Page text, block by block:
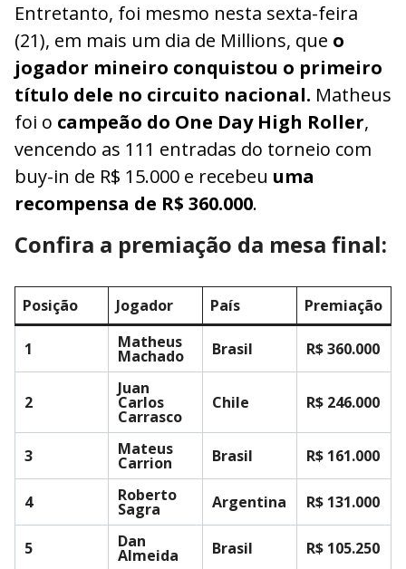
Entretanto, foi mesmo nesta sexta-feira
(21), em mais um dia de Millions, que o
jogador mineiro conquistou o primeiro
título dele no circuito nacional. Matheus
foi o campeão do One Day High Roller,
vencendo as 111 entradas do torneio com
buy-in de R$ 15.000 e recebeu uma
recompensa de R$ 360.000.
Confira a premiação da mesa final:
Posição Jogador País Premiação
1 Matheus
Machado Brasil R$ 360.000
2
Juan
Carlos
Carrasco
Chile R$ 246.000
3 Mateus
Carrion Brasil R$ 161.000
4 Roberto
Sagra Argentina R$ 131.000
5 Dan
Almeida Brasil R$ 105.250